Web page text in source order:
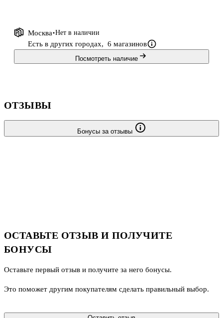
Москва Нет в наличии
Есть в других городах, 6 магазинов
Посмотреть наличие
ОТЗЫВЫ
Бонусы за отзывы
ОСТАВЬТЕ ОТЗЫВ И ПОЛУЧИТЕ
БОНУСЫ
Оставьте первый отзыв и получите за него бонусы.
Это поможет другим покупателям сделать правильный выбор.